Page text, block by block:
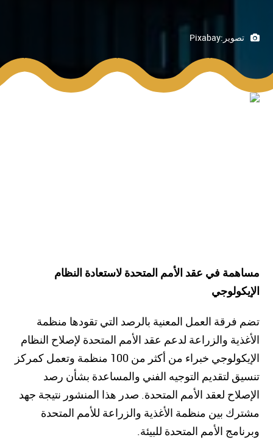
تصوير:Pixabay
مساهمة في عقد الأمم المتحدة لاستعادة النظام
الإيكولوجي
تضم فرقة العمل المعنية بالرصد التي تقودها منظمة
الأغذية والزراعة لدعم عقد الأمم المتحدة لإصلاح النظام
الإيكولوجي خبراء من أكثر من 100 منظمة وتعمل كمركز
تنسيق لتقديم التوجيه الفني والمساعدة بشأن رصد
الإصلاح لعقد الأمم المتحدة. صدر هذا المنشور نتيجة جهد
مشترك بين منظمة الأغذية والزراعة للأمم المتحدة
وبرنامج الأمم المتحدة للبيئة.